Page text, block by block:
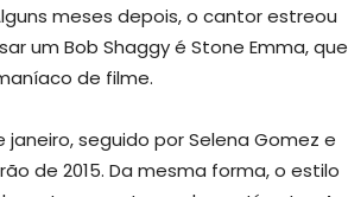
meses depois, o cantor estreou
um Bob Shaggy é Stone Emma, que
de filme.
janeiro, seguido por Selena Gomez e
de 2015. Da mesma forma, o estilo